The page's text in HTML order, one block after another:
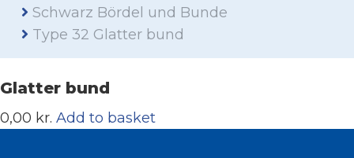
Schwarz Bördel und Bunde
Type 32 Glatter bund
Glatter bund
0,00 kr. Add to basket